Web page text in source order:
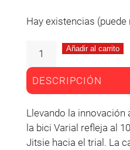
Hay existencias
Añadir al carrito
DESCRIPCIÓN
Llevando la innovación a un nivel superior en el trial,
la bici Varial refleja al
Jitsie hacia el trial. La